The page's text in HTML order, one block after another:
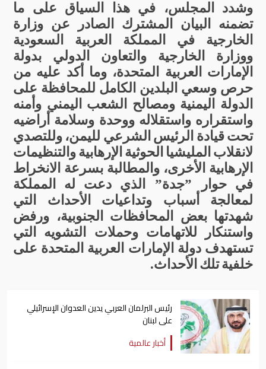
وشدد المجلس، في هذا السياق على ما
تضمنه
البيان المشترك الصادر عن وزارة
الخارجية
في المملكة العربية
السعودية
ووزارة
الخارجية والتعاون الدولي
بدولة
الإمارات
العربية المتحدة، وما أكد عليه من
حرص وسعي البلدين الكامل للمحافظة على
الدولة
اليمنية ومصالح الشعب اليمني وأمنه
واستقراره واستقلاله ووحدة وسلامة أراضيه
تحت قيادة الرئيس الشرعي لليمن، وللتصدي
لانقلاب المليشيا الحوثية الإرهابية والتنظيمات
الإرهابية الأخرى، والمطالبة بسرعة الانخراط
في حوار ”جدة” الذي دعت له
المملكة
لمعالجة
أسباب وتداعيات الأحداث
التي
شهدتها بعض المحافظات الجنوبية، ورفض
واستنكار
للاتهامات وحملات التشويه
التي
تستهدف دولة الإمارات العربية المتحدة على
خلفية تلك الأحداث.
رئيس البرلمان العربي يدين العدوان الإسرائيلي
على لبنان
أخبار عالمية